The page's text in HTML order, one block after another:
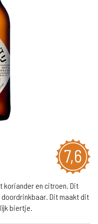
7,6
koriander en citroen. Dit
Dit maakt dit
biertje.